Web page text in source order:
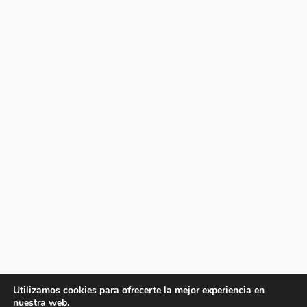
Utilizamos cookies para ofrecerte la mejor experiencia en
nuestra web.